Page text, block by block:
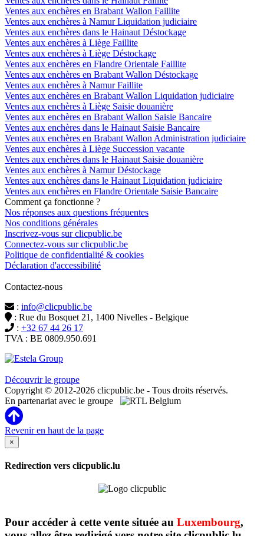
Ventes aux enchères en Brabant Wallon Faillite
Ventes aux enchères à Namur Liquidation judiciaire
Ventes aux enchères dans le Hainaut Déstockage
Ventes aux enchères à Liège Faillite
Ventes aux enchères à Liège Déstockage
Ventes aux enchères en Flandre Orientale Faillite
Ventes aux enchères en Brabant Wallon Déstockage
Ventes aux enchères à Namur Faillite
Ventes aux enchères en Brabant Wallon Liquidation judiciaire
Ventes aux enchères à Liège Saisie douanière
Ventes aux enchères en Brabant Wallon Saisie Bancaire
Ventes aux enchères dans le Hainaut Saisie Bancaire
Ventes aux enchères en Brabant Wallon Administration judiciaire
Ventes aux enchères à Liège Succession vacante
Ventes aux enchères dans le Hainaut Saisie douanière
Ventes aux enchères à Namur Déstockage
Ventes aux enchères dans le Hainaut Liquidation judiciaire
Ventes aux enchères en Flandre Orientale Saisie Bancaire
Comment ça fonctionne ?
Nos réponses aux questions fréquentes
Nos conditions générales
Inscrivez-vous sur clicpublic.be
Connectez-vous sur clicpublic.be
Politique de confidentialité & cookies
Déclaration d'accessibilité
Contactez-nous
: info@clicpublic.be
: Rue du Bosquet 21, 1400 Nivelles - Belgique
: +32 67 44 26 17
TVA : BE 0809.950.691
Découvrir le groupe
Copyright © 2012-2026 clicpublic.be - Tous droits réservés.
En partenariat avec le groupe
Revenir en haut de la page
×
Redirection vers clicpublic.lu
Pour accéder à cette vente située au Luxembourg,